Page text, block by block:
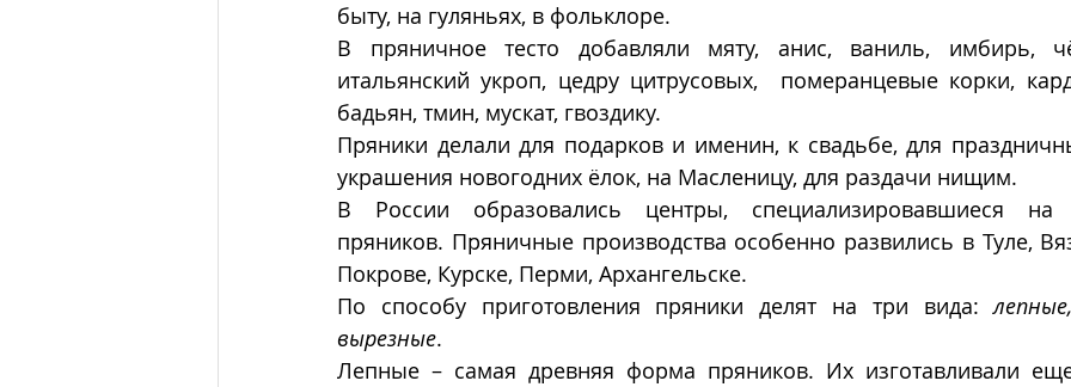
быту, на гуляньях, в фольклоре.
В пряничное тесто добавляли мяту, анис, ваниль, имбирь,
итальянский укроп, цедру цитрусовых,  померанцевые корки,
бадьян, тмин, мускат, гвоздику.
Пряники делали для подарков и именин, к свадьбе, для
украшения новогодних ёлок, на Масленицу, для раздачи нищим.
В России образовались центры, специализировавшиеся на
пряников. Пряничные производства особенно развились в Туле,
Покрове, Курске, Перми, Архангельске.
По способу приготовления пряники делят на три вида:
вырезные.
Лепные – самая древняя форма пряников. Их изготавливали